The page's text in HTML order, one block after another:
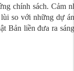
chính sách. Cảm
so với những dự
Bản liền đưa ra